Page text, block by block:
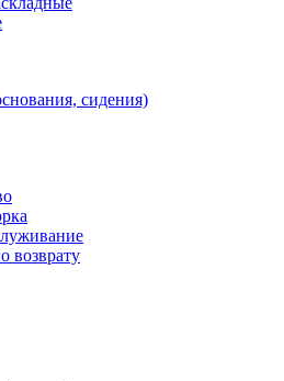
сидения)
возврату